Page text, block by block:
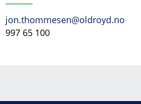
jon.thommesen@oldroyd.no
997 65 100